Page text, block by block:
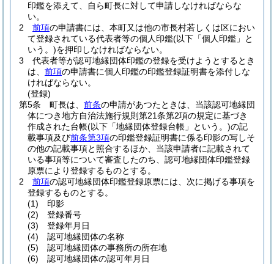
印鑑を添えて、自ら町長に対して申請しなければならな
い。
2
前項の申請書には、本町又は他の市長村若しくは区におい
て登録されている代表者等の個人印鑑(以下「個人印鑑」と
いう。)を押印しなければならない。
3
代表者等が認可地縁団体印鑑の登録を受けようとするとき
は、 前項の申請書に個人印鑑の印鑑登録証明書を添付しな
ければならない。
(登録)
第5条
町長は、 前条の申請があつたときは、当該認可地縁団
体につき地方自治法施行規則第21条第2項の規定に基づき
作成された台帳(以下「地縁団体登録台帳」という。)の記
載事項及び前条第3項の印鑑登録証明書に係る印影の写しそ
の他の記載事項と照合するほか、当該申請者に記載されて
いる事項等について審査したのち、認可地縁団体印鑑登録
原票により登録するものとする。
2
前項の認可地縁団体印鑑登録原票には、次に掲げる事項を
登録するものとする。
(1)
印影
(2)
登録番号
(3)
登録年月日
(4)
認可地縁団体の名称
(5)
認可地縁団体の事務所の所在地
(6)
認可地縁団体の認可年月日